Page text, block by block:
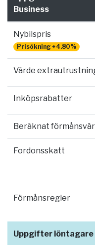
Business
Nybilspris
Prisökning +4.80%
Värde
Inköpsrabatter
Beräknat
Fordonsskatt
Förmånsregler
Uppgifter löntagare